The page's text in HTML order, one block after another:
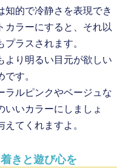
知的で冷静さを表現でき
カラーにすると、それ以
ラスされます。
より明るい目元が欲しい
す。
ラルピンクやベージュな
いいカラーにしましょ
てくれますよ。
きと遊び心を